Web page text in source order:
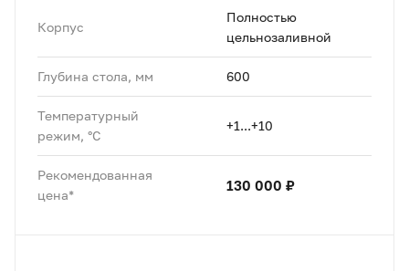
Корпус
Полностью
цельнозаливной
Глубина стола, мм 600
Температурный
режим, °C
+1...+10
Рекомендованная
цена*
130 000 ₽